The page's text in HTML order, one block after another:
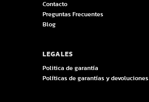
Contacto
Preguntas Frecuentes
Blog
LEGALES
Politica de garantía
Políticas de garantías y devoluciones